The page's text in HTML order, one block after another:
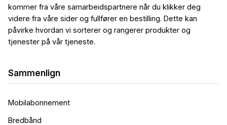
kommer fra våre samarbeidspartnere når du klikker deg
videre fra våre sider og fullfører en bestilling. Dette kan
påvirke hvordan vi sorterer og rangerer produkter og
tjenester på vår tjeneste.
Sammenlign
Mobilabonnement
Bredbånd